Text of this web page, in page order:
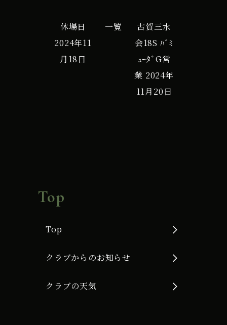
休場日
2024年11
月18日
一覧
古賀三水
会18S ﾊﾞﾐ
ｭｰﾀﾞG営
業 2024年
11月20日
Top
Top
クラブからのお知らせ
クラブの天気